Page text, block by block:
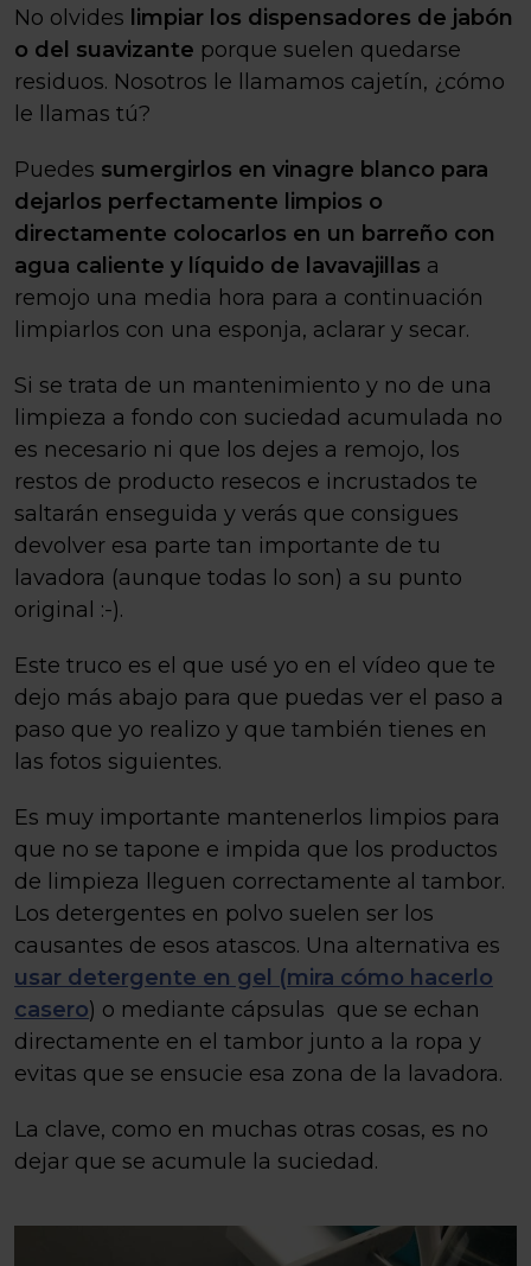
No olvides limpiar los dispensadores de jabón
o del suavizante porque suelen quedarse
residuos. Nosotros le llamamos cajetín, ¿cómo
le llamas tú?
Puedes sumergirlos en vinagre blanco para
dejarlos perfectamente limpios o
directamente colocarlos en un barreño con
agua caliente y líquido de lavavajillas a
remojo una media hora para a continuación
limpiarlos con una esponja, aclarar y secar.
Si se trata de un mantenimiento y no de una
limpieza a fondo con suciedad acumulada no
es necesario ni que los dejes a remojo, los
restos de producto resecos e incrustados te
saltarán enseguida y verás que consigues
devolver esa parte tan importante de tu
lavadora (aunque todas lo son) a su punto
original :-).
Este truco es el que usé yo en el vídeo que te
dejo más abajo para que puedas ver el paso a
paso que yo realizo y que también tienes en
las fotos siguientes.
Es muy importante mantenerlos limpios para
que no se tapone e impida que los productos
de limpieza lleguen correctamente al tambor.
Los detergentes en polvo suelen ser los
causantes de esos atascos. Una alternativa es
usar detergente en gel (mira cómo hacerlo
casero) o mediante cápsulas que se echan
directamente en el tambor junto a la ropa y
evitas que se ensucie esa zona de la lavadora.
La clave, como en muchas otras cosas, es no
dejar que se acumule la suciedad.